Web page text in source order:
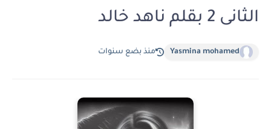
الثانى 2 بقلم ناهد خالد
Yasmina mohamed منذ بضع سنوات